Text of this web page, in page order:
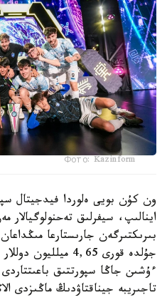
Фото: Kazinform
ون كۇن بويى ەلوردا فيدجيتال
اينالىپ، سيفرلىق تەحنولوگيالار
بىرىكتىرگەن جارىستارعا
جۇلدە قورى 4,65
ءۇشىن جاڭا سپورتتىق باعىتتاردى
تاجىريبە جيناقتاۋدىڭ ماڭىزدى